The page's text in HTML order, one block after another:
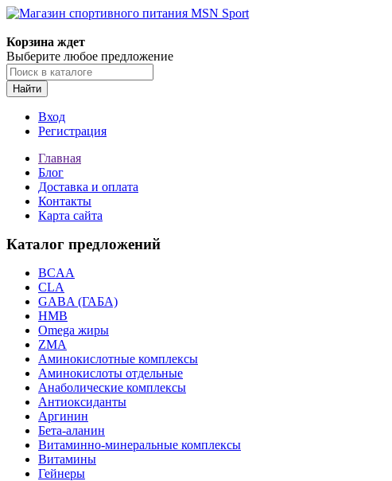
Корзина ждет
Выберите любое предложение
Найти
Вход
Регистрация
Главная
Блог
Доставка и оплата
Контакты
Карта сайта
Каталог предложений
BCAA
CLA
GABA (ГАБА)
HMB
Omega жиры
ZMA
Аминокислотные комплексы
Аминокислоты отдельные
Анаболические комплексы
Антиоксиданты
Аргинин
Бета-аланин
Витаминно-минеральные комплексы
Витамины
Гейнеры